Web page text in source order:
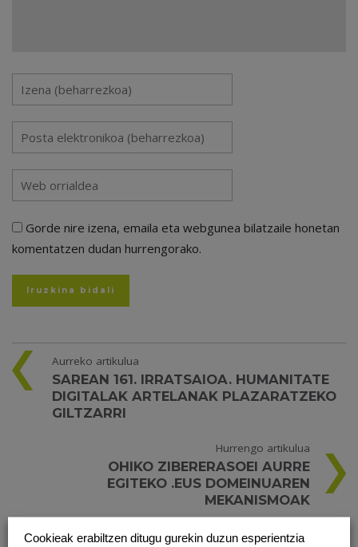
Gorde nire izena, emaila eta webgunea bilatzaile honetan
komentatzen dudan hurrengorako.
Aurreko artikulua
SAREAN 161. IRRATSAIOA. HUMANITATE
DIGITALAK ARTELANAK PLAZARATZEKO
GILTZARRI
Hurrengo artikulua
OHIKO ZIBERERASOEI AURRE
EGITEKO .EUS DOMEINUAREN
MEKANISMOAK
Cookieak erabiltzen ditugu gurekin duzun esperientzia